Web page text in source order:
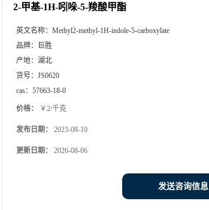
2-甲基-1H-吲哚-5-羧酸甲酯
英文名称： Methyl2-methyl-1H-indole-5-carboxylate
品牌：
巨胜
产地： 湖北
货号： JS0620
cas： 57663-18-0
价格： ￥2/千克
发布日期： 2023-08-10
更新日期： 2026-08-06
发送咨询信息